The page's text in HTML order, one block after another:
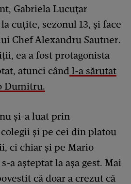
Gabriela Lucuțar
cuțite, sezonul 13, și face
Chef Alexandru Sautner.
ea a fost protagonista
atunci când l-a sărutat
Dumitru.
și-a luat prin
și pe cei din platou
ci chiar și pe Mario
a așteptat la așa gest. Mai
că doar a crezut că